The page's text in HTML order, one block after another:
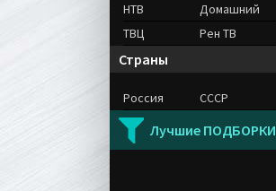
НТВ
Домашний
ТВЦ
Рен ТВ
Страны
Россия СССР
Лучшие ПОДБОРКИ